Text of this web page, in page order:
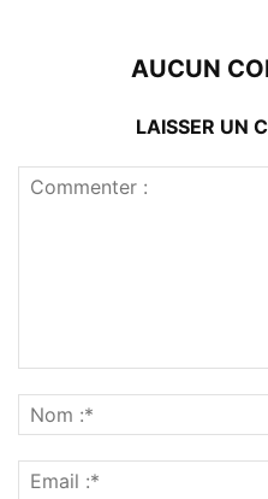
AUCUN
LAISSER UN